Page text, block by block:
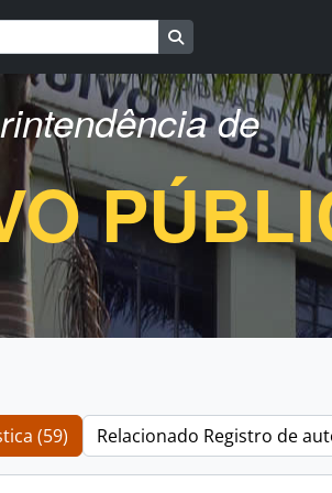
de
(59) Relacionado Registro de